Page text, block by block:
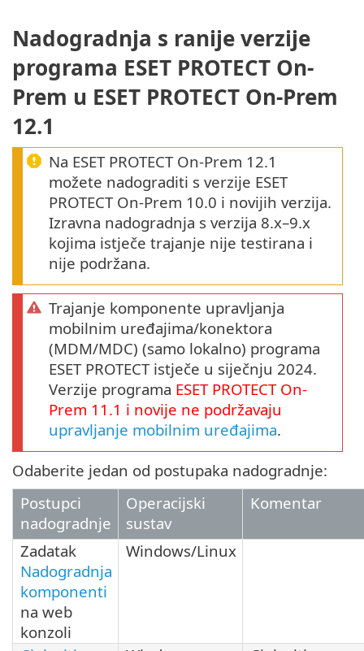
Nadogradnja s ranije verzije
programa ESET PROTECT On-
Prem u ESET PROTECT On-Prem
12.1
Na ESET PROTECT On-Prem 12.1
možete nadograditi s verzije ESET
PROTECT On-Prem 10.0 i novijih verzija.
Izravna nadogradnja s verzija 8.x–9.x
kojima istječe trajanje nije testirana i
nije podržana.
Trajanje komponente upravljanja
mobilnim uređajima/konektora
(MDM/MDC) (samo lokalno) programa
ESET PROTECT istječe u siječnju 2024.
Verzije programa ESET PROTECT On-
Prem 11.1 i novije ne podržavaju
upravljanje mobilnim uređajima.
Odaberite jedan od postupaka nadogradnje:
Postupci
nadogradnje
Operacijski
sustav
Komentar
Zadatak
Nadogradnja
komponenti
na web
konzoli
Windows/Linux